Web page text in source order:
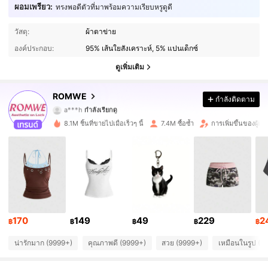
ผอมเพรียว: ทรงพอดีตัวที่มาพร้อมความเรียบหรูดูดี
วัสดุ:
ผ้าตาข่าย
องค์ประกอบ:
95% เส้นใยสังเคราะห์, 5% แปนเด็กซ์
ดูเพิ่มเติม
ROMWE
4.2M ผู้ติดตาม
a***hกำลังเรียกดู
4.91
4.2M ผู้ติดตาม
4.91
4.2M ผู้ติดตาม
4.2M ผู้ติดตาม
4.91 4.2M ผู้ติดตาม
4.2M ผู้ติดตาม
กำลังติดตาม
8.1M ชิ้นที่ขายไปเมื่อเร็วๆ นี้ 7.4M ซื้อซ้ำ การเพิ่มขึ้นของผู้ติด
฿170 ฿149 ฿49 ฿229 ฿
น่ารักมาก (9999+) คุณภาพดี (9999+) สวย (9999+) เหมือนในรูป